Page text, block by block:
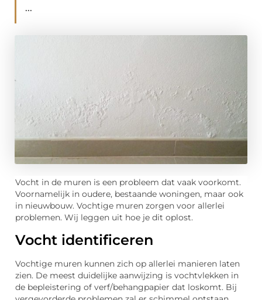
...
Vocht in de muren is een probleem dat vaak voorkomt.
Voornamelijk in oudere, bestaande woningen, maar ook
in nieuwbouw. Vochtige muren zorgen voor allerlei
problemen. Wij leggen uit hoe je dit oplost.
Vocht identificeren
Vochtige muren kunnen zich op allerlei manieren laten
zien. De meest duidelijke aanwijzing is vochtvlekken in
de bepleistering of verf/behangpapier dat loskomt. Bij